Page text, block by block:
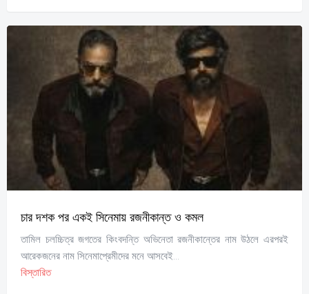
চার দশক পর একই সিনেমায় রজনীকান্ত ও কমল
তামিল চলচ্চিত্র জগতের কিংবদন্তি অভিনেতা রজনীকান্তের নাম উঠলে এরপরই
আরেকজনের নাম সিনেমাপ্রেমীদের মনে আসবেই...
বিস্তারিত